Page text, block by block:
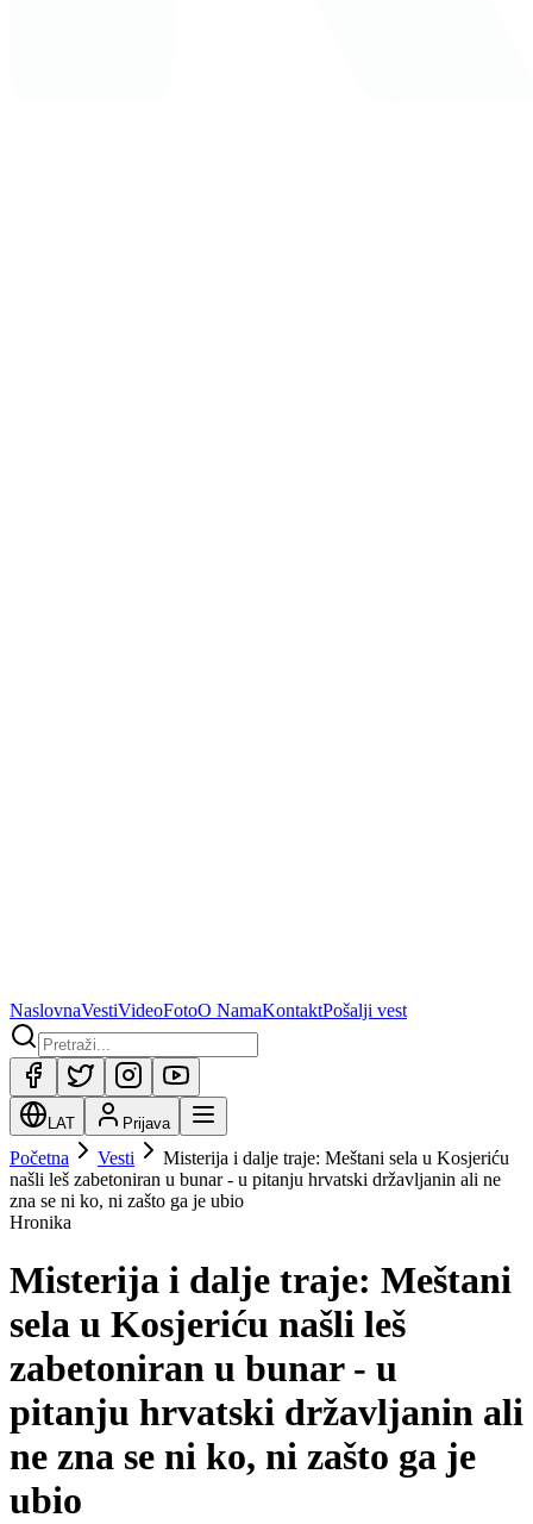
NaslovnaVestiVideoFotoO NamaKontaktPošalji vest
LAT Prijava
Početna Vesti
Misterija i dalje traje: Meštani sela u Kosjeriću
našli leš zabetoniran u bunar - u pitanju hrvatski državljanin ali ne
zna se ni ko, ni zašto ga je ubio
Hronika
Misterija i dalje traje: Meštani
sela u Kosjeriću našli leš
zabetoniran u bunar - u
pitanju hrvatski državljanin ali
ne zna se ni ko, ni zašto ga je
ubio